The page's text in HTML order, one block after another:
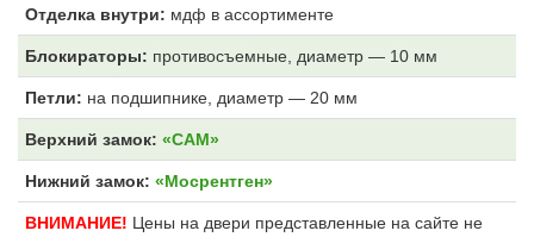
Отделка внутри: мдф в ассортименте
Блокираторы: противосъемные, диаметр — 10 мм
Петли: на подшипнике, диаметр — 20 мм
Верхний замок: «САМ»
Нижний замок: «Мосрентген»
ВНИМАНИЕ! Цены на двери представленные на сайте не